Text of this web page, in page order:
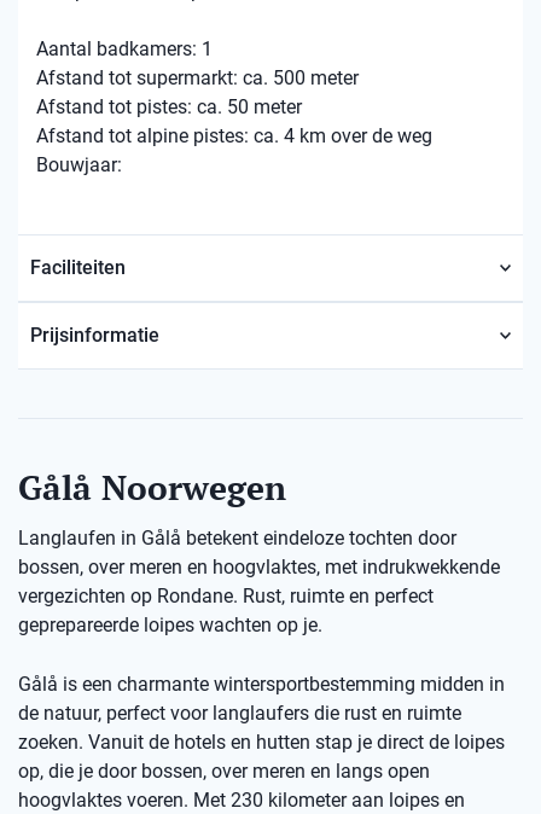
Aantal badkamers: 1
Afstand tot supermarkt: ca. 500 meter
Afstand tot pistes: ca. 50 meter
Afstand tot alpine pistes: ca. 4 km over de weg
Bouwjaar:
Faciliteiten
Prijsinformatie
Gålå Noorwegen
Langlaufen in Gålå betekent eindeloze tochten door
bossen, over meren en hoogvlaktes, met indrukwekkende
vergezichten op Rondane. Rust, ruimte en perfect
geprepareerde loipes wachten op je.
Gålå is een charmante wintersportbestemming midden in
de natuur, perfect voor langlaufers die rust en ruimte
zoeken. Vanuit de hotels en hutten stap je direct de loipes
op, die je door bossen, over meren en langs open
hoogvlaktes voeren. Met 230 kilometer aan loipes en